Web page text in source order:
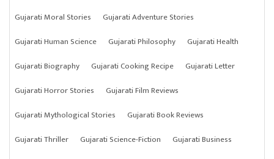
Gujarati Moral Stories
Gujarati Adventure Stories
Gujarati Human Science
Gujarati Philosophy
Gujarati Health
Gujarati Biography
Gujarati Cooking Recipe
Gujarati Letter
Gujarati Horror Stories
Gujarati Film Reviews
Gujarati Mythological Stories
Gujarati Book Reviews
Gujarati Thriller
Gujarati Science-Fiction
Gujarati Business